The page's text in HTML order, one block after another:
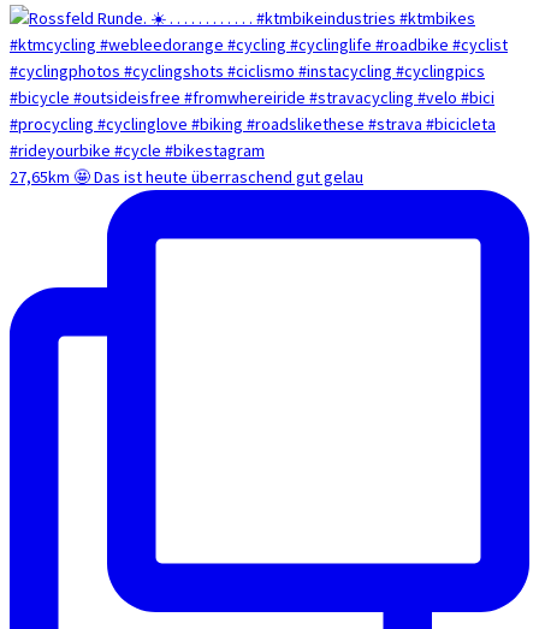
27,65km 🤩 Das ist heute überraschend gut gelau